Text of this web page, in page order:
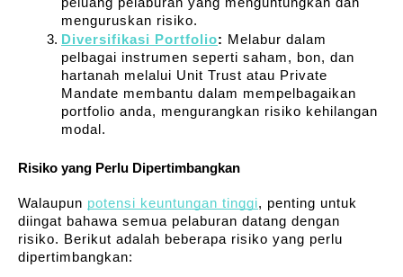
menguruskan risiko.
Diversifikasi Portfolio: Melabur dalam
pelbagai instrumen seperti saham, bon, dan
hartanah melalui Unit Trust atau Private
Mandate membantu dalam mempelbagaikan
portfolio anda, mengurangkan risiko kehilangan
modal.
Risiko yang Perlu Dipertimbangkan
Walaupun potensi keuntungan tinggi, penting untuk
diingat bahawa semua pelaburan datang dengan
risiko. Berikut adalah beberapa risiko yang perlu
dipertimbangkan: